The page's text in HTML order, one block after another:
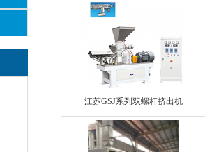
江苏GSJ系列双螺杆挤出机